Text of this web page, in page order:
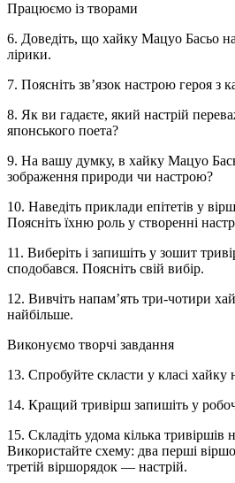
Працюємо із творами
6. Доведіть, що хайку Мацуо Басьо
лірики.
7. Поясніть зв’‎язок настрою героя з
8. Як ви гадаєте, який настрій
японського поета?
9. На вашу думку, в хайку Мацуо
зображення природи чи настрою?
10. Наведіть приклади епітетів у
Поясніть їхню роль у створенні
11. Виберіть і запишіть у зошит
сподобався. Поясніть свій вибір.
12. Вивчіть напам’‎ять три-чотири
найбільше.
Виконуємо творчі завдання
13. Спробуйте скласти у класі хайку
14. Кращий тривірш запишіть у
15. Складіть удома кілька тривіршів
Використайте схему: два перші
третій віршорядок — настрій.